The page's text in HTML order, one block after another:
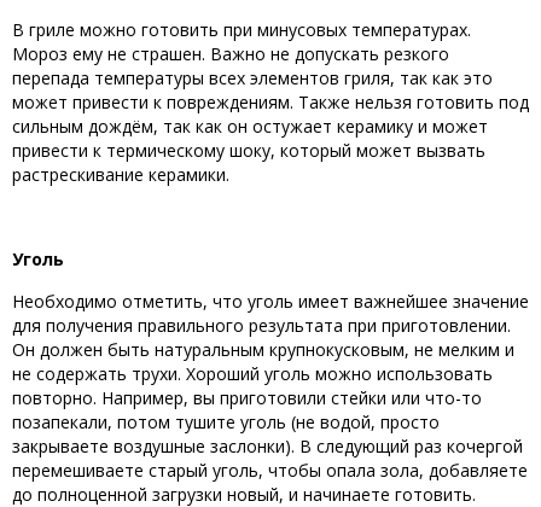
В гриле можно готовить при минусовых температурах.
Мороз ему не страшен. Важно не допускать резкого
перепада температуры всех элементов гриля, так как это
может привести к повреждениям. Также нельзя готовить под
сильным дождём, так как он остужает керамику и может
привести к термическому шоку, который может вызвать
растрескивание керамики.
Уголь
Необходимо отметить, что уголь имеет важнейшее значение
для получения правильного результата при приготовлении.
Он должен быть натуральным крупнокусковым, не мелким и
не содержать трухи. Хороший уголь можно использовать
повторно. Например, вы приготовили стейки или что-то
позапекали, потом тушите уголь (не водой, просто
закрываете воздушные заслонки). В следующий раз кочергой
перемешиваете старый уголь, чтобы опала зола, добавляете
до полноценной загрузки новый, и начинаете готовить.